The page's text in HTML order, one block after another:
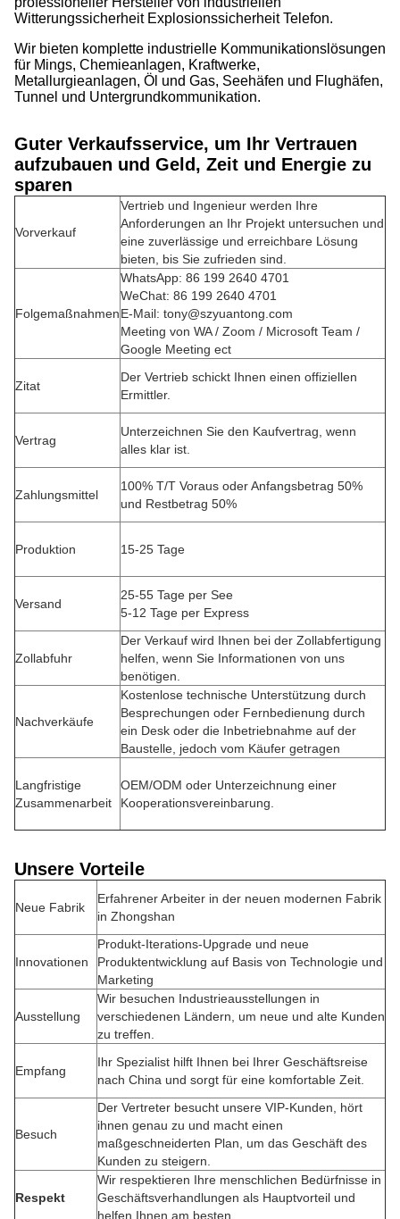
Witterungssicherheit Explosionssicherheit Telefon.
Wir bieten komplette industrielle Kommunikationslösungen
für Mings, Chemieanlagen, Kraftwerke,
Metallurgieanlagen, Öl und Gas, Seehäfen und Flughäfen,
Tunnel und Untergrundkommunikation.
Guter Verkaufsservice, um Ihr Vertrauen
aufzubauen und Geld, Zeit und Energie zu
sparen
Vorverkauf
Vertrieb und Ingenieur werden Ihre
Anforderungen an Ihr Projekt untersuchen und
eine zuverlässige und erreichbare Lösung
bieten, bis Sie zufrieden sind.
Folgemaßnahmen
WhatsApp: 86 199 2640 4701
WeChat: 86 199 2640 4701
E-Mail: tony@szyuantong.com
Meeting von WA / Zoom / Microsoft Team /
Google Meeting ect
Zitat
Der Vertrieb schickt Ihnen einen offiziellen
Ermittler.
Vertrag
Unterzeichnen Sie den Kaufvertrag, wenn
alles klar ist.
Zahlungsmittel
100% T/T Voraus oder Anfangsbetrag 50%
und Restbetrag 50%
Produktion 15-25 Tage
Versand
25-55 Tage per See
5-12 Tage per Express
Zollabfuhr
Der Verkauf wird Ihnen bei der Zollabfertigung
helfen, wenn Sie Informationen von uns
benötigen.
Nachverkäufe
Kostenlose technische Unterstützung durch
Besprechungen oder Fernbedienung durch
ein Desk oder die Inbetriebnahme auf der
Baustelle, jedoch vom Käufer getragen
Langfristige
Zusammenarbeit
OEM/ODM oder Unterzeichnung einer
Kooperationsvereinbarung.
Unsere Vorteile
Neue Fabrik
Erfahrener Arbeiter in der neuen modernen Fabrik
in Zhongshan
Innovationen
Produkt-Iterations-Upgrade und neue
Produktentwicklung auf Basis von Technologie und
Marketing
Ausstellung
Wir besuchen Industrieausstellungen in
verschiedenen Ländern, um neue und alte Kunden
zu treffen.
Empfang
Ihr Spezialist hilft Ihnen bei Ihrer Geschäftsreise
nach China und sorgt für eine komfortable Zeit.
Besuch
Der Vertreter besucht unsere VIP-Kunden, hört
ihnen genau zu und macht einen
maßgeschneiderten Plan, um das Geschäft des
Kunden zu steigern.
Respekt
Wir respektieren Ihre menschlichen Bedürfnisse in
Geschäftsverhandlungen als Hauptvorteil und
helfen Ihnen am besten.